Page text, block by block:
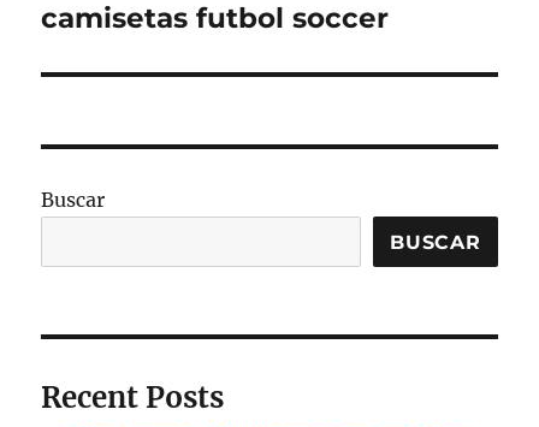
Entrada
camisetas futbol soccer
Buscar
BUSCAR
Recent Posts